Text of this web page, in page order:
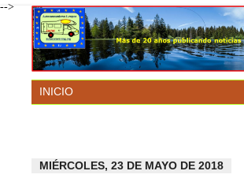
-->
MIÉRCOLES, 23 DE MAYO DE 2018